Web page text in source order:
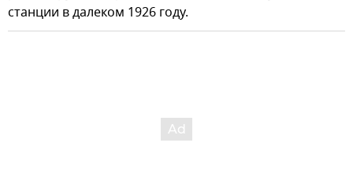
станции в далеком 1926 году.